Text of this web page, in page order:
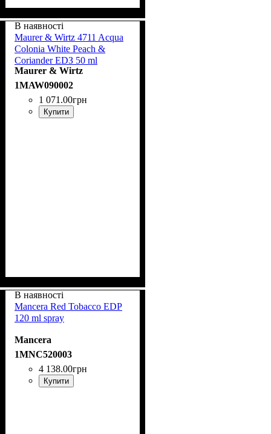
В наявності
Maurer & Wirtz 4711 Acqua
Colonia White Peach &
Coriander EDЗ 50 ml
Maurer & Wirtz
1MAW090002
1 071 .00грн
Купити
В наявності
Mancera Red Tobacco EDP
120 ml spray
Mancera
1MNC520003
4 138.00грн
Купити